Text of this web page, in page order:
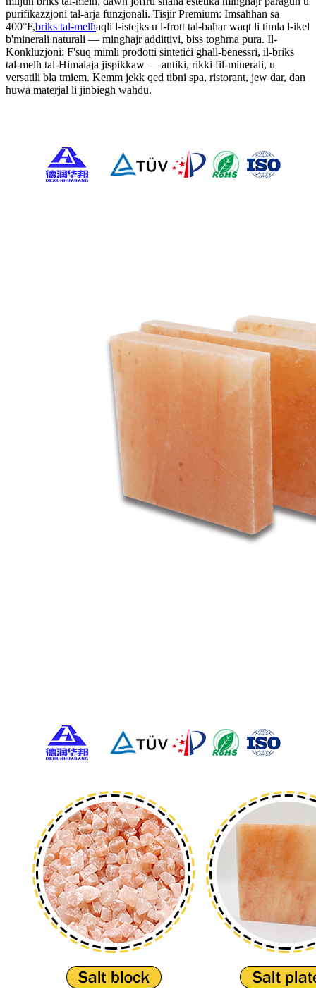
purifikazzjoni tal-arja funzjonali. Tisjir Premium: Imsaħħan sa
400°F,briks tal-melħaqli l-istejks u l-frott tal-baħar waqt li timla l-ikel
b'minerali naturali — mingħajr addittivi, biss togħma pura. Il-
Konklużjoni: F'suq mimli prodotti sintetiċi għall-benessri, il-briks
tal-melħ tal-Ħimalaja jispikkaw — antiki, rikki fil-minerali, u
versatili bla tmiem. Kemm jekk qed tibni spa, ristorant, jew dar, dan
huwa materjal li jinbiegħ waħdu.